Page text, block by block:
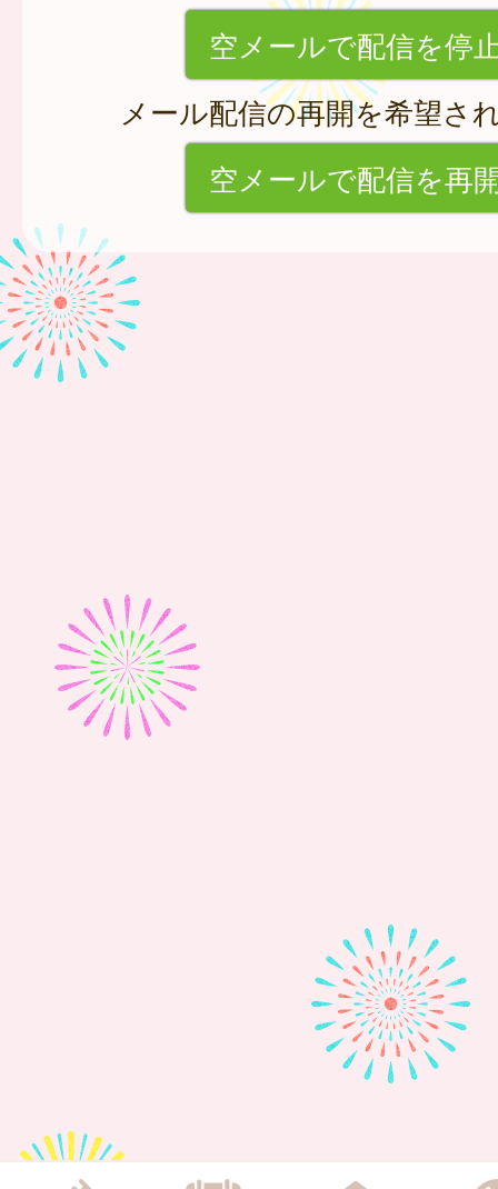
空メールで配信を停
メール配信の再開を希望さ
空メールで配信を再